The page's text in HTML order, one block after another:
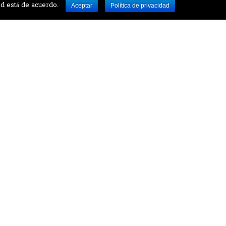
está de acuerdo. Aceptar Política de privacidad